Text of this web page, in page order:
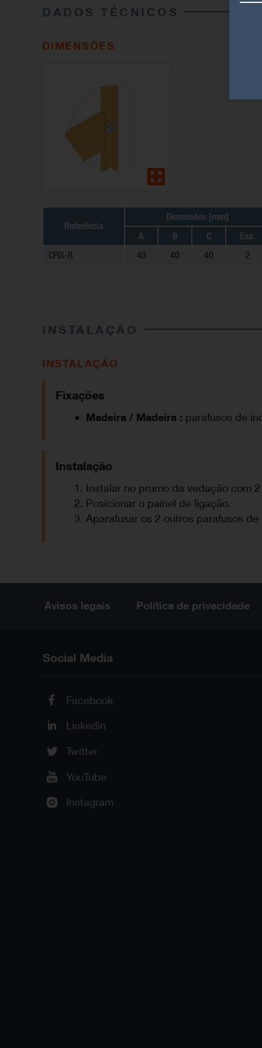
DADOS TÉCNICOS
DIMENSÕES
Referência
Dimensões [mm]
A
B C Esp.
CPIX-R 40 40 40 2
INSTALAÇÃO
INSTALAÇÃO
Fixações
Madeira / Madeira : parafusos de
Instalação
Instalar no prumo da vedação com
Posicionar o painel de ligação.
Aparafusar os 2 outros parafusos de
Avisos legais Política de privacidade
Social Media
Facebook
Linkedin
Twitter
YouTube
Instagram